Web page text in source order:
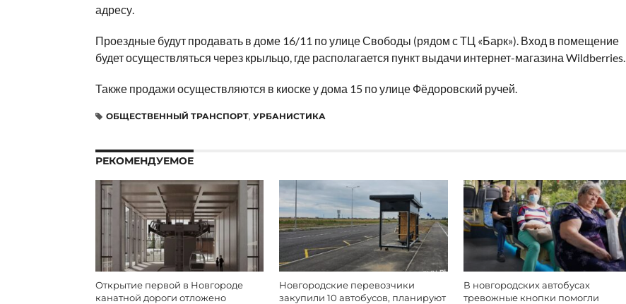
адресу.
Проездные будут продавать в доме 16/11 по улице Свободы (рядом с ТЦ «Барк»). Вход в помещение
будет осуществляться через крыльцо, где располагается пункт выдачи интернет-магазина Wildberries.
Также продажи осуществляются в киоске у дома 15 по улице Фёдоровский ручей.
ОБЩЕСТВЕННЫЙ ТРАНСПОРТ, УРБАНИСТИКА
РЕКОМЕНДУЕМОЕ
Открытие первой в Новгороде
канатной дороги отложено
Новгородские перевозчики
закупили 10 автобусов, планируют
В новгородских автобусах
тревожные кнопки помогли